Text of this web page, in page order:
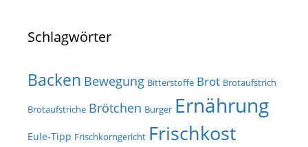
Schlagwörter
Backen Bewegung Bitterstoffe Brot Brotaufstrich
Brotaufstriche Brötchen Burger Ernährung
Eule-Tipp Frischkorngericht Frischkost